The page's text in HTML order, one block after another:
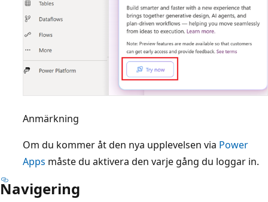
Anmärkning
Om du kommer åt den nya upplevelsen via Power
Apps måste du aktivera den varje gång du loggar in.
Navigering